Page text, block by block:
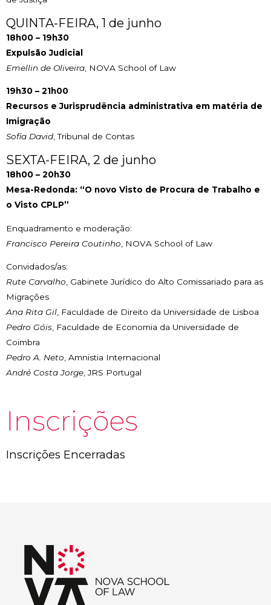
QUINTA-FEIRA, 1 de junho
18h00 – 19h30
Expulsão Judicial
Emellin de Oliveira , NOVA School of Law
19h30 – 21h00
Recursos e Jurisprudência administrativa em matéria de
Imigração
Sofia David, Tribunal de Contas
SEXTA-FEIRA, 2 de junho
18h00 – 20h30
Mesa-Redonda: “O novo Visto de Procura de Trabalho e
o Visto CPLP”
Enquadramento e moderação:
Francisco Pereira Coutinho , NOVA School of Law
Convidados/as:
Rute Carvalho, Gabinete Jurídico do Alto Comissariado para as
Migrações
Ana Rita Gil, Faculdade de Direito da Universidade de Lisboa
Pedro Góis, Faculdade de Economia da Universidade de
Coimbra
Pedro A. Neto, Amnistia Internacional
André Costa Jorge, JRS Portugal
Inscrições
Inscrições Encerradas